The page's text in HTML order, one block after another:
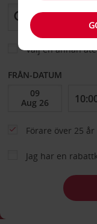
Välj en annan
FRÅN-DATUM
Förare över 25 år
Jag har en